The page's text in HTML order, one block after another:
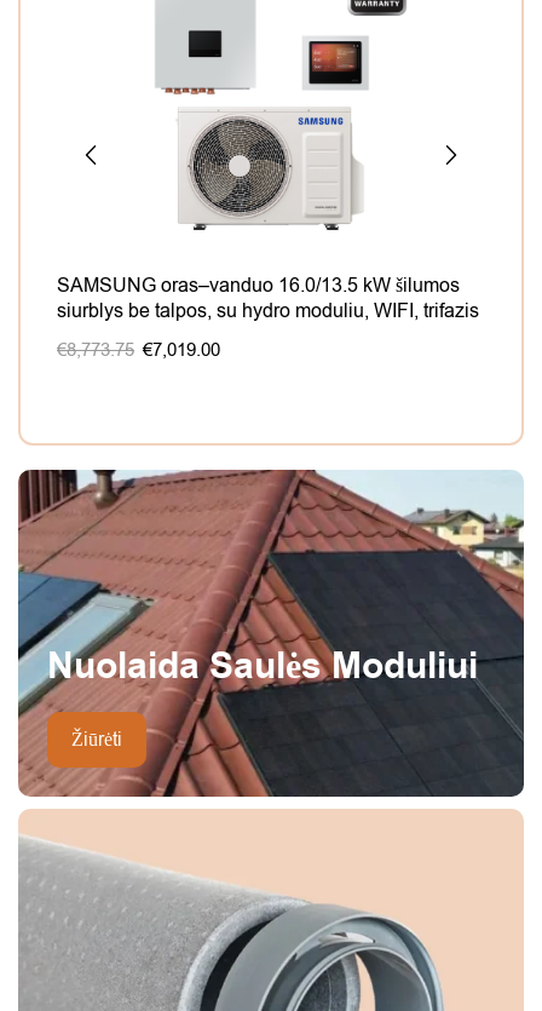
SAMSUNG oras–vanduo 16.0/13.5 kW šilumos
siurblys be talpos, su hydro moduliu, WIFI, trifazis
€8,773.75 €7,019.00
Nuolaida Saulės Moduliui
Žiūrėti